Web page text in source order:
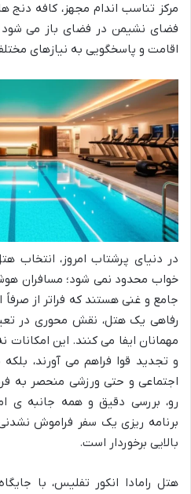
مرکز تناسب اندام مجهز، کافه دنج
فضای نشیمن در فضای باز می شود
اقامت و پاسخگویی به نیازهای
در دنیای پرشتاب امروز، انتخاب
خواب محدود نمی شود؛ مسافران
جامع و غنی هستند که فراتر از
رفاهی یک هتل، نقش محوری در
مهمانان ایفا می کنند. این
و تجدید قوا فراهم می آورند،
اجتماعی و حتی ورزشی منحصر به
رو، بررسی دقیق و همه جانبه ی
برنامه ریزی یک سفر فراموش
بالایی برخوردار است.
هتل رامادا انکور تفلیس، با